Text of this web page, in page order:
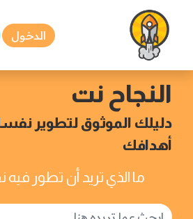
الدخول
النجاح نت
دليلك الموثوق لتطوير
أهدافك
ما الذي تريد أن تطور